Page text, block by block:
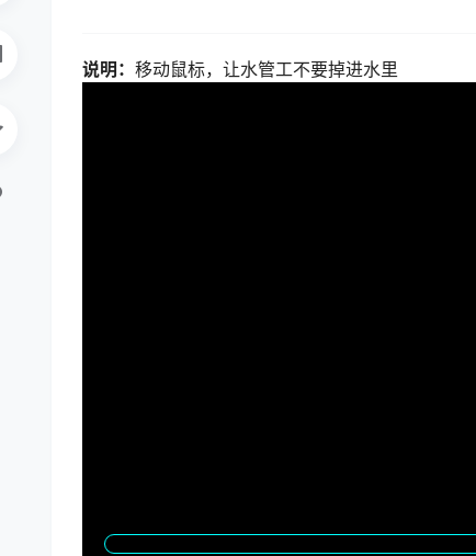
说明： 移动鼠标，让水管工不要掉进水里